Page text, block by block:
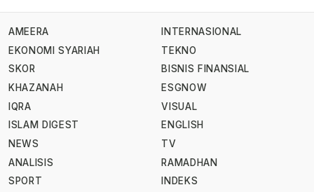
AMEERA
EKONOMI SYARIAH
SKOR
KHAZANAH
IQRA
ISLAM DIGEST
NEWS
ANALISIS
SPORT
INTERNASIONAL
TEKNO
BISNIS FINANSIAL
ESGNOW
VISUAL
ENGLISH
TV
RAMADHAN
INDEKS